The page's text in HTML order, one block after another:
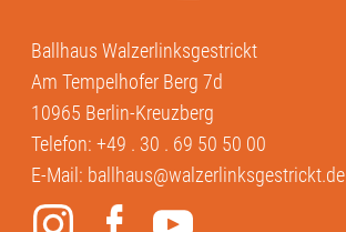
Ballhaus Walzerlinksgestrickt
Am Tempelhofer Berg 7d
10965 Berlin-Kreuzberg
Telefon:+49 . 30 . 69 50 50 00
E-Mail: ballhaus@walzerlinksgestrickt.de